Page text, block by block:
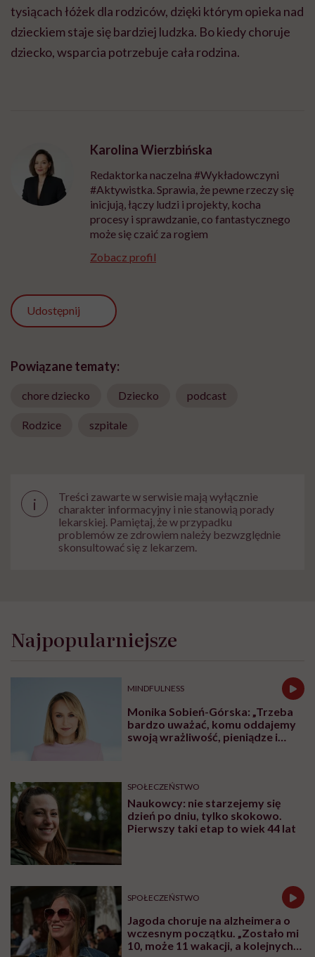
tysiącach łóżek dla rodziców, dzięki którym opieka nad
dzieckiem staje się bardziej ludzka. Bo kiedy choruje
dziecko, wsparcia potrzebuje cała rodzina.
Karolina Wierzbińska
Redaktorka naczelna #Wykładowczyni
#Aktywistka. Sprawia, że pewne rzeczy się
inicjują, łączy ludzi i projekty, kocha
procesy i sprawdzanie, co fantastycznego
może się czaić za rogiem
Zobacz profil
Udostępnij
Powiązane tematy:
chore dziecko Dziecko podcast
Rodzice szpitale
i
Treści zawarte w serwisie mają wyłącznie
charakter informacyjny i nie stanowią porady
lekarskiej. Pamiętaj, że w przypadku
problemów ze zdrowiem należy bezwzględnie
skonsultować się z lekarzem.
Najpopularniejsze
MINDFULNESS
Monika Sobień-Górska: „Trzeba
bardzo uważać, komu oddajemy
swoją wrażliwość, pieniądze i
SPOŁECZEŃSTWO
Naukowcy: nie starzejemy się
dzień po dniu, tylko skokowo.
Pierwszy taki etap to wiek 44 lat
SPOŁECZEŃSTWO
Jagoda choruje na alzheimera o
wczesnym początku. „Zostało mi
10, może 11 wakacji, a kolejnych